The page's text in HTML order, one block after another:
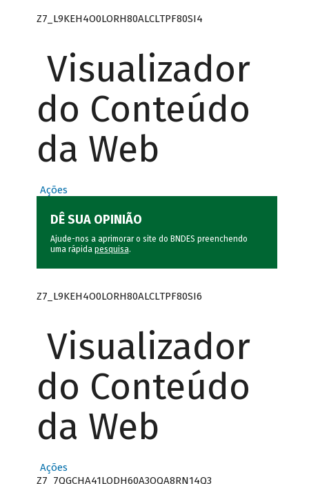
Z7_L9KEH4O0LORH80ALCLTPF80SI4
Visualizador
do Conteúdo
da Web
Ações
DÊ SUA OPINIÃO
Ajude-nos a aprimorar o site do BNDES preenchendo
uma rápida pesquisa.
Z7_L9KEH4O0LORH80ALCLTPF80SI6
Visualizador
do Conteúdo
da Web
Ações
Z7_7QGCHA41LODH60A3OQA8RN14Q3